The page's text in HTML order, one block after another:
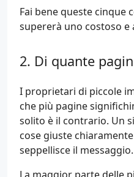
Fai bene queste cinque
supererà uno costoso e
Di quante
I proprietari di piccole
che più pagine
solito è il contrario. Un
cose giuste
seppellisce il messaggio.